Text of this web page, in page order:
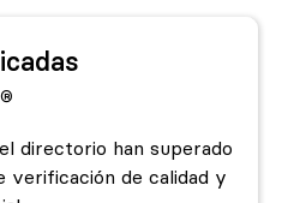
directorio han superado
verificación de calidad y